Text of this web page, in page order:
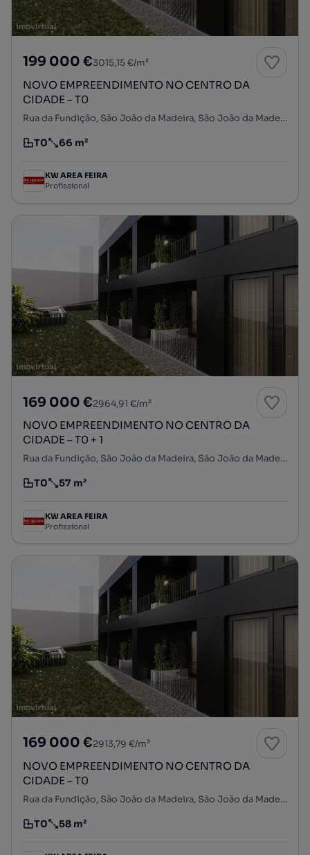
199 000 €3015,15 €/m²
NOVO EMPREENDIMENTO NO CENTRO DA
CIDADE – T0
Rua da Fundição, São João da Madeira, São João da Madeira, Aveiro
Tipologia
T0
Preço por metro quadrado
66 m²
KW AREA FEIRA
Profissional
169 000 €2964,91 €/m²
NOVO EMPREENDIMENTO NO CENTRO DA
CIDADE – T0 + 1
Rua da Fundição, São João da Madeira, São João da Madeira, Aveiro
Tipologia
T0
Preço por metro quadrado
57 m²
KW AREA FEIRA
Profissional
169 000 €2913,79 €/m²
NOVO EMPREENDIMENTO NO CENTRO DA
CIDADE – T0
Rua da Fundição, São João da Madeira, São João da Madeira, Aveiro
Tipologia
T0
Preço por metro quadrado
58 m²